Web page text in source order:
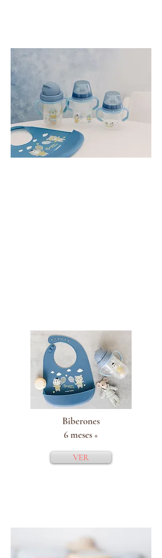
Biberones
6 meses +
VER